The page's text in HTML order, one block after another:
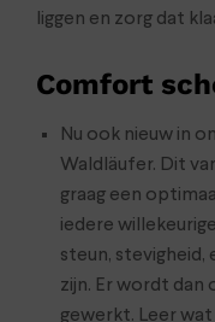
liggen en zorg dat
Comfort
Nu ook nieuw in
Waldläufer. Dit
graag een
iedere
steun,
zijn. Er wordt
gewerkt. Leer